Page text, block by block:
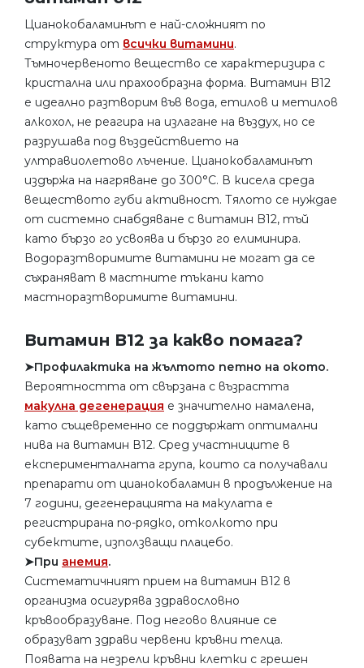
Цианокобаламинът е най-сложният по
структура от всички витамини.
Тъмночервеното вещество се характеризира с
кристална или прахообразна форма. Витамин B12
е идеално разтворим във вода, етилов и метилов
алкохол, не реагира на излагане на въздух, но се
разрушава под въздействието на
ултравиолетово лъчение. Цианокобаламинът
издържа на нагряване до 300°C. В кисела среда
веществото губи активност. Тялото се нуждае
от системно снабдяване с витамин B12, тъй
като бързо го усвоява и бързо го елиминира.
Водоразтворимите витамини не могат да се
съхраняват в мастните тъкани като
мастноразтворимите витамини.
Витамин В12 за какво помага?
➤Профилактика на жълтото петно ​​на окото.
Вероятността от свързана с възрастта
макулна дегенерация е значително намалена,
като същевременно се поддържат оптимални
нива на витамин В12. Сред участниците в
експерименталната група, които са получавали
препарати от цианокобаламин в продължение на
7 години, дегенерацията на макулата е
регистрирана по-рядко, отколкото при
субектите, използващи плацебо.
➤При анемия.
Систематичният прием на витамин В12 в
организма осигурява здравословно
кръвообразуване. Под негово влияние се
образуват здрави червени кръвни телца.
Появата на незрели кръвни клетки с грешен